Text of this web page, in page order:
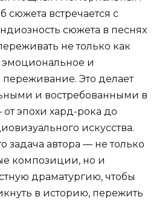
сюжета встречается с
сюжета в песнях
не только как
эмоциональное и
переживание. Это делает
и востребованными в
эпохи хард-рока до
искусства.
задача автора — не только
композиции, но и
драматургию, чтобы
в историю, пережить